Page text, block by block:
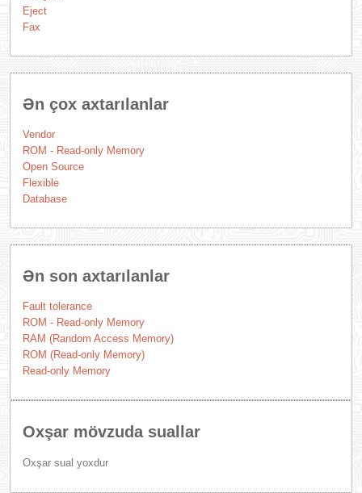
Eject
Fax
Ən çox axtarılanlar
Vendor
ROM - Read-only Memory
Open Source
Flexible
Database
Ən son axtarılanlar
Fault tolerance
ROM - Read-only Memory
RAM (Random Access Memory)
ROM (Read-only Memory)
Read-only Memory
Oxşar mövzuda suallar
Oxşar sual yoxdur